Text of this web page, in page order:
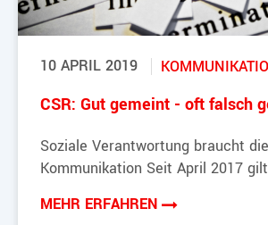
10 APRIL 2019
CSR: Gut gemeint - oft falsch
Soziale Verantwortung braucht
Kommunikation Seit April 2017
MEHR ERFAHREN